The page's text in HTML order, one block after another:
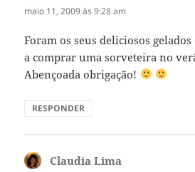
maio 11, 2009 às 9:28 am
Foram os seus deliciosos
a comprar uma sorveteira no
Abençoada obrigação!
RESPONDER
Claudia Lima